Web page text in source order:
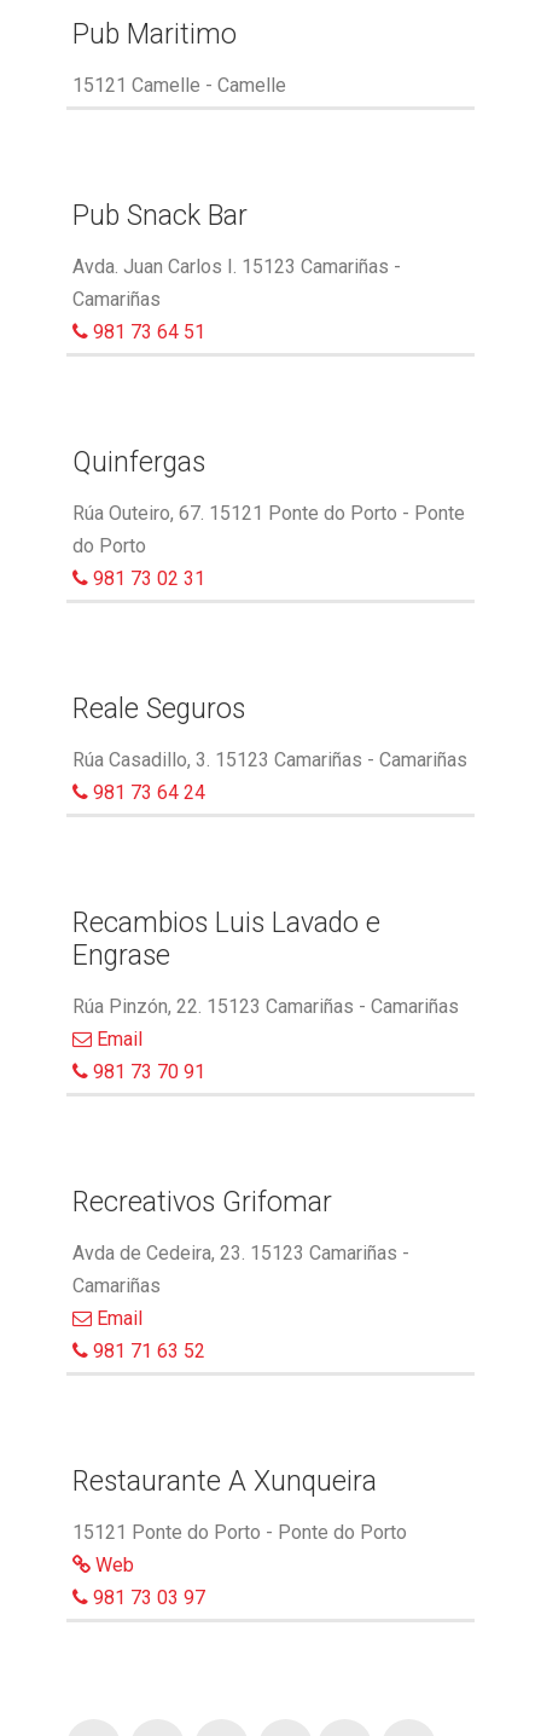
Pub Maritimo
15121 Camelle - Camelle
Pub Snack Bar
Avda. Juan Carlos I. 15123 Camariñas -
Camariñas
981 73 64 51
Quinfergas
Rúa Outeiro, 67. 15121 Ponte do Porto - Ponte
do Porto
981 73 02 31
Reale Seguros
Rúa Casadillo, 3. 15123 Camariñas - Camariñas
981 73 64 24
Recambios Luis Lavado e
Engrase
Rúa Pinzón, 22. 15123 Camariñas - Camariñas
Email
981 73 70 91
Recreativos Grifomar
Avda de Cedeira, 23. 15123 Camariñas -
Camariñas
Email
981 71 63 52
Restaurante A Xunqueira
15121 Ponte do Porto - Ponte do Porto
Web
981 73 03 97